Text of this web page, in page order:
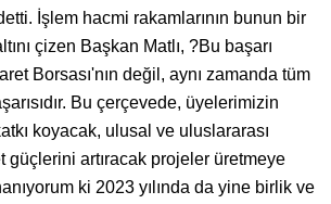
İşlem hacmi rakamlarının bunun bir
çizen Başkan Matlı, ?Bu başarı
Borsası'nın değil, aynı zamanda tüm
Bu çerçevede, üyelerimizin
koyacak, ulusal ve uluslararası
güçlerini artıracak projeler üretmeye
ki 2023 yılında da yine birlik ve